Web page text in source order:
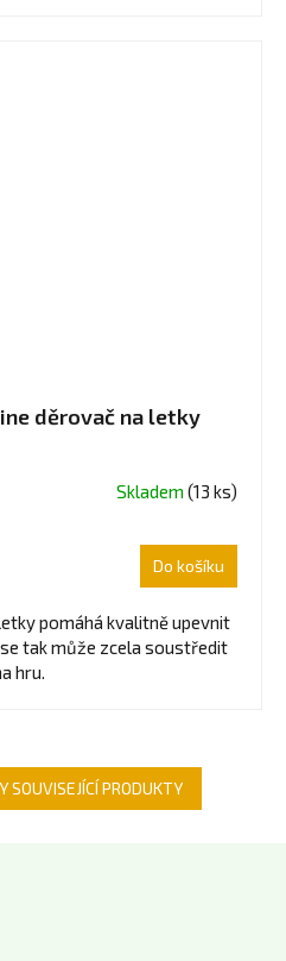
děrovač na letky
Skladem (13 ks)
Do košíku
pomáhá kvalitně upevnit
tak může zcela soustředit
hru.
SOUVISEJÍCÍ PRODUKTY